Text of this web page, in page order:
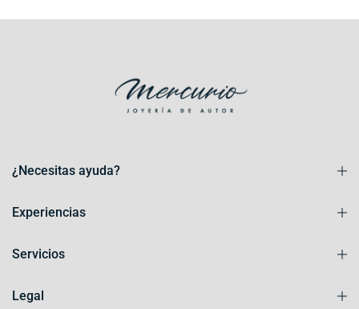
¿Necesitas ayuda?
Experiencias
Servicios
Legal